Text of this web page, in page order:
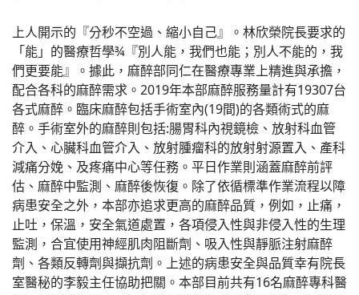
上人開示的『分秒不空過、縮小自己』。林欣榮院長要求的
「能」的醫療哲學¾『別人能，我們也能；別人不能的，我
們更要能』。據此，麻醉部同仁在醫療專業上精進與承擔，
配合各科的麻醉需求。2019年本部麻醉服務量計有19307台
各式麻醉。臨床麻醉包括手術室內(19間)的各類術式的麻
醉。手術室外的麻醉則包括:腸胃科內視鏡檢、放射科血管
介入、心臟科血管介入、放射腫瘤科的放射射源置入、產科
減痛分娩、及疼痛中心等任務。平日作業則涵蓋麻醉前評
估、麻醉中監測、麻醉後恢復。除了依循標準作業流程以障
病患安全之外，本部亦追求更高的麻醉品質，例如，止痛，
止吐，保溫，安全氣道處置，各項侵入性與非侵入性的生理
監測，合宜使用神經肌肉阻斷劑、吸入性與靜脈注射麻醉
劑、各類反轉劑與擷抗劑。上述的病患安全與品質幸有院長
室醫秘的李毅主任協助把關。本部目前共有16名麻醉專科醫